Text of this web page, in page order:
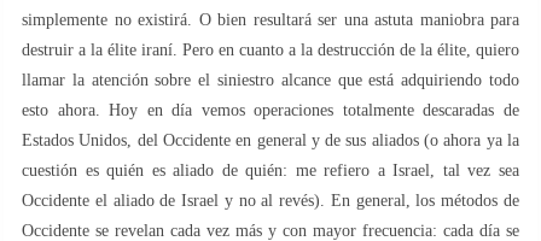
simplemente no existirá. O bien resultará ser una astuta maniobra para
destruir a la élite iraní. Pero en cuanto a la destrucción de la élite, quiero
llamar la atención sobre el siniestro alcance que está adquiriendo todo
esto ahora. Hoy en día vemos operaciones totalmente descaradas de
Estados Unidos, del Occidente en general y de sus aliados (o ahora ya la
cuestión es quién es aliado de quién: me refiero a Israel, tal vez sea
Occidente el aliado de Israel y no al revés). En general, los métodos de
Occidente se revelan cada vez más y con mayor frecuencia: cada día se